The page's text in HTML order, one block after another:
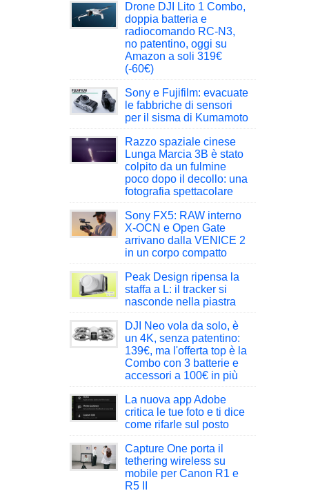
Drone DJI Lito 1 Combo,
doppia batteria e
radiocomando RC-N3,
no patentino, oggi su
Amazon a soli 319€
(-60€)
Sony e Fujifilm: evacuate
le fabbriche di sensori
per il sisma di Kumamoto
Razzo spaziale cinese
Lunga Marcia 3B è stato
colpito da un fulmine
poco dopo il decollo: una
fotografia spettacolare
Sony FX5: RAW interno
X-OCN e Open Gate
arrivano dalla VENICE 2
in un corpo compatto
Peak Design ripensa la
staffa a L: il tracker si
nasconde nella piastra
DJI Neo vola da solo, è
un 4K, senza patentino:
139€, ma l'offerta top è la
Combo con 3 batterie e
accessori a 100€ in più
La nuova app Adobe
critica le tue foto e ti dice
come rifarle sul posto
Capture One porta il
tethering wireless su
mobile per Canon R1 e
R5 II